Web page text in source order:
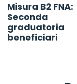
navigation
Misura B2 FNA:
Seconda
graduatoria
beneficiari